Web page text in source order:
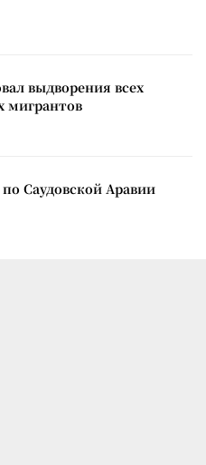
выдворения всех
мигрантов
по Саудовской Аравии